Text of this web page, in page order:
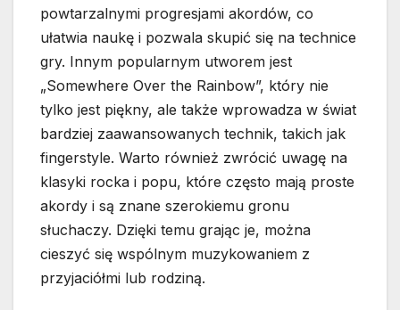
powtarzalnymi progresjami akordów, co
ułatwia naukę i pozwala skupić się na technice
gry. Innym popularnym utworem jest
„Somewhere Over the Rainbow”, który nie
tylko jest piękny, ale także wprowadza w świat
bardziej zaawansowanych technik, takich jak
fingerstyle. Warto również zwrócić uwagę na
klasyki rocka i popu, które często mają proste
akordy i są znane szerokiemu gronu
słuchaczy. Dzięki temu grając je, można
cieszyć się wspólnym muzykowaniem z
przyjaciółmi lub rodziną.